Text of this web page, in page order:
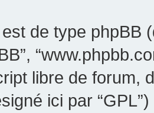
de type phpBB
libre de forum,
ici par